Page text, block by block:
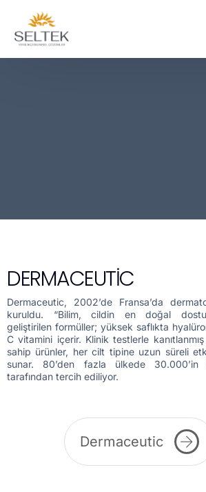
DERMACEUTİC
Dermaceutic, 2002’de Fransa’da
kuruldu. “Bilim, cildin en doğal
geliştirilen formüller; yüksek saflıkta
C vitamini içerir. Klinik testlerle
sahip ürünler, her cilt tipine uzun süreli
sunar. 80’den fazla ülkede 30.000’in
tarafından tercih ediliyor.
Dermaceutic